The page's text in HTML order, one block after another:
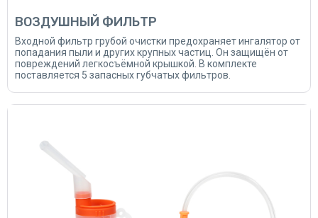
ВОЗДУШНЫЙ ФИЛЬТР
Входной фильтр грубой очистки предохраняет ингалятор от
попадания пыли и других крупных частиц. Он защищён от
повреждений легкосъёмной крышкой. В комплекте
поставляется 5 запасных губчатых фильтров.